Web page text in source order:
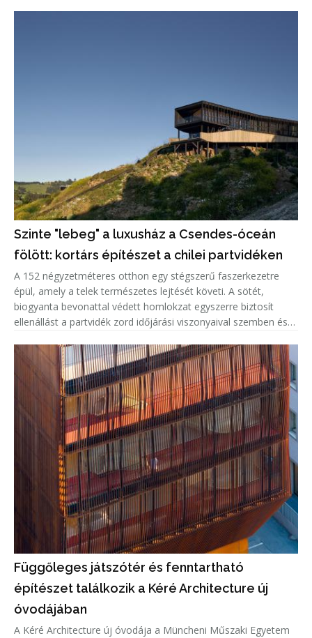
Szinte "lebeg" a luxusház a Csendes-óceán
fölött: kortárs építészet a chilei partvidéken
A 152 négyzetméteres otthon egy stégszerű faszerkezetre
épül, amely a telek természetes lejtését követi. A sötét,
biogyanta bevonattal védett homlokzat egyszerre biztosít
ellenállást a partvidék zord időjárási viszonyaival szemben és
világ
Függőleges játszótér és fenntartható
építészet találkozik a Kéré Architecture új
óvodájában
A Kéré Architecture új óvodája a Müncheni Műszaki Egyetem